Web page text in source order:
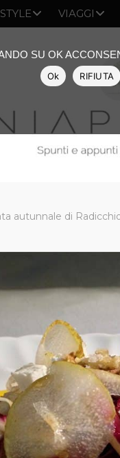
VIAGGI
autunnale di
SU OK
Ok RIFIUTA